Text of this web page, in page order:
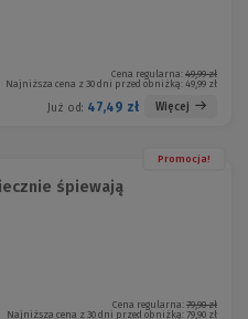
Cena regularna: 49,99 zł
Najniższa cena z 30 dni przed obniżką: 49,99 zł
Już od: 47,49 zł Więcej
Promocja!
śpiewają
Cena regularna: 79,90 zł
Najniższa cena z 30 dni przed obniżką: 79,90 zł